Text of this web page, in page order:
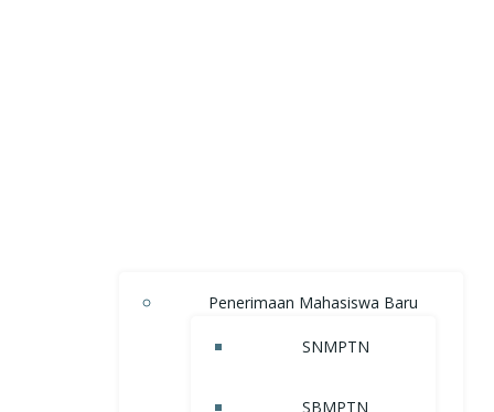
Penerimaan Mahasiswa Baru
SNMPTN
SBMPTN